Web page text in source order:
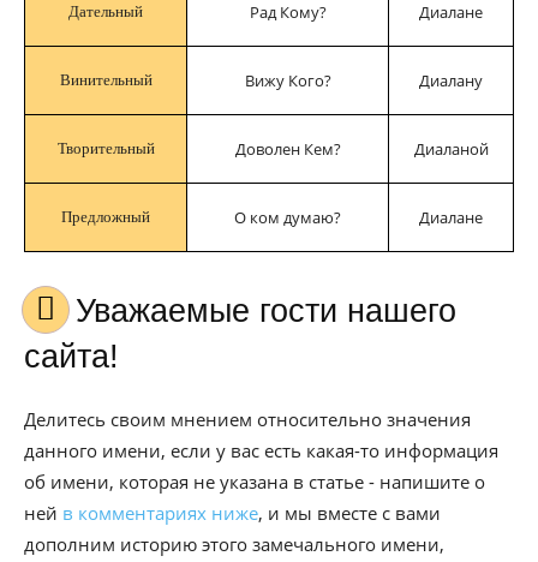
Дательный Рад Кому? Диалане
Винительный Вижу Кого? Диалану
Творительный Доволен Кем? Диаланой
Предложный О ком думаю? Диалане
Уважаемые гости нашего
сайта!
Делитесь своим мнением относительно значения
данного имени, если у вас есть какая-то информация
об имени, которая не указана в статье - напишите о
ней в комментариях ниже, и мы вместе с вами
дополним историю этого замечального имени,